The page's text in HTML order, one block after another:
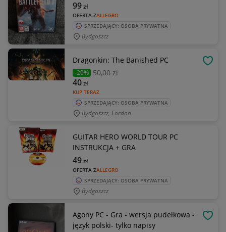
OFERTA ZALLEGRO
99zł
SPRZEDAJĄCY: OSOBA PRYWATNA
Bydgoszcz
Dragonkin: The Banished PC
-20% 50,00 zł
KUP TERAZ
40zł
SPRZEDAJĄCY: OSOBA PRYWATNA
Bydgoszcz, Fordon
GUITAR HERO WORLD TOUR PC
INSTRUKCJA + GRA
OFERTA ZALLEGRO
49zł
SPRZEDAJĄCY: OSOBA PRYWATNA
Bydgoszcz
Agony PC - Gra - wersja pudełkowa -
język polski- tylko napisy